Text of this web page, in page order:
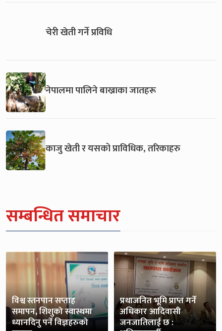
चेरी खेती गर्ने प्रविधि
नेपालमा पालिने बाख्राका जातहरू
काजु खेती र यसको प्राविधिक, तरिकाहरु
सम्बन्धित समाचार
विश्व स्तनपान सप्ताह
समापन, शिशुको स्वास्थमा
ध्यानदिनु पर्ने विज्ञहरुको
प्रथाजनित भूमि प्राप्त गर्ने
अधिकार आदिवासी
जनजातिलाई छ :